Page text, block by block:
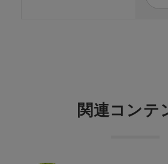
関連コンテ